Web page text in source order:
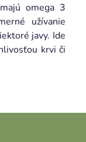
omega 3
užívanie
javy. Ide
krvi či